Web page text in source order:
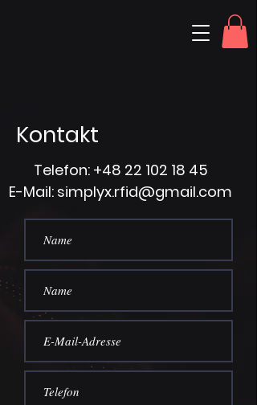
Kontakt
Telefon: +48 22 102 18 45
E-Mail: simplyx.rfid@gmail.com